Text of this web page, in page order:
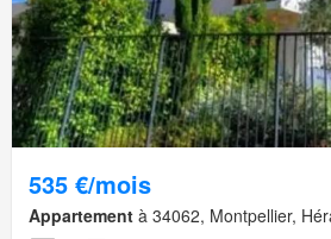
535 €/mois
Appartement à 34062, Montpellier,